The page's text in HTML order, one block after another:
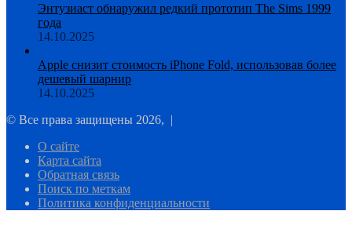
Энтузиаст обнаружил редкий прототип The Sims 1999
года
14.10.2025
Apple снизит стоимость iPhone Fold, использовав более
дешевый шарнир
14.10.2025
© Все права защищены 2026, |
О сайте
Карта сайта
Обратная связь
Поиск по меткам
Политика конфиденциальности